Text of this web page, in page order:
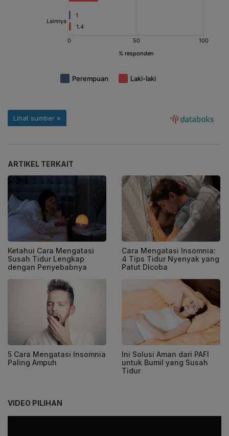
ARTIKEL TERKAIT
Ketahui Cara Mengatasi
Susah Tidur Lengkap
dengan Penyebabnya
Cara Mengatasi Insomnia:
4 Tips Tidur Nyenyak yang
Patut DIcoba
5 Cara Mengatasi Insomnia
Paling Ampuh
Ini Solusi Aman dari PAFI
untuk Bumil yang Susah
Tidur
VIDEO PILIHAN